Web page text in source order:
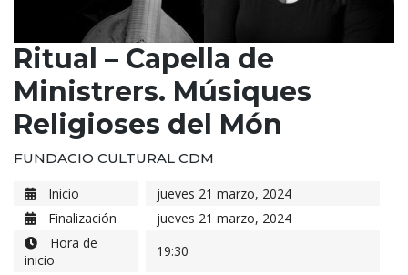
Ritual – Capella de
Ministrers. Músiques
Religioses del Món
FUNDACIO CULTURAL CDM
Inicio
jueves 21 marzo, 2024
Finalización
jueves 21 marzo, 2024
Hora de
inicio
19:30